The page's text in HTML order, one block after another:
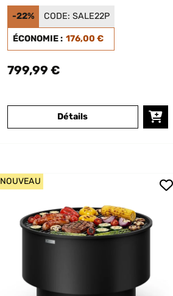
Barbecue à Gaz
Anthracite
-22% CODE: SALE22P
ÉCONOMIE : 176,00 €
799,99 €
Détails
NOUVEAU